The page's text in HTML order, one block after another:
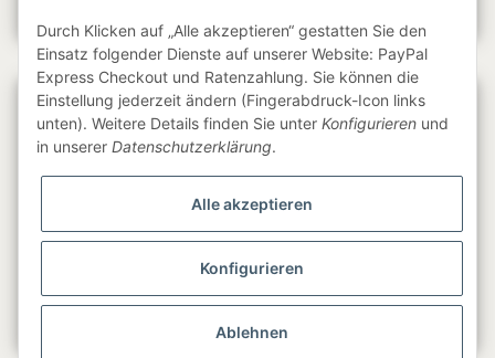
Gesetzliche Informationen
Durch Klicken auf „Alle akzeptieren“ gestatten Sie den
Einsatz folgender Dienste auf unserer Website: PayPal
Express Checkout und Ratenzahlung. Sie können die
Einstellung jederzeit ändern (Fingerabdruck-Icon links
unten). Weitere Details finden Sie unter Konfigurieren und
in unserer Datenschutzerklärung.
Alle akzeptieren
Konfigurieren
Ablehnen